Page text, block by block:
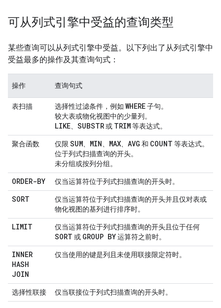
可从列式引擎中受益的查询类型
某些查询可以从列式引擎中受益。以下列出了从列式引擎中
受益最多的操作及其查询句式：
操作 查询句式
表扫描 选择性过滤条件，例如 WHERE子句。
较大表或物化视图中的少量列。
LIKE SUBSTR或 TRIM等表达式。
聚合函数 仅限 SUM MIN MAX AVG 和 COUNT 等表达式。
位于列式扫描查询的开头。
未分组或按列分组。
ORDER-BY 仅当运算符位于列式扫描查询的开头时。
SORT
仅当运算符位于列式扫描查询的开头并且仅对表或
物化视图的基列进行排序时。
LIMIT 仅当运算符位于列式扫描查询的开头且位于任何
SORT 或 GROUP BY运算符之前时。
INNER
HASH
JOIN
仅当使用的键是列且未使用联接限定符时。
选择性联接 仅当联接位于列式扫描查询的开头时。